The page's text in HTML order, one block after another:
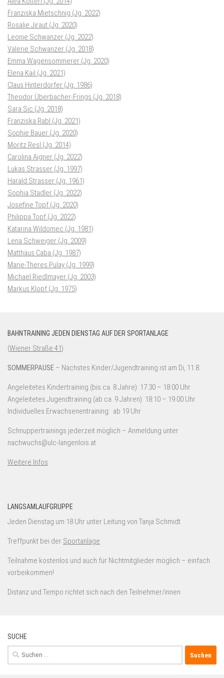
Franziska Mietschnig (Jg. 2022)
Rosalie Jiraut (Jg. 2020)
Leonie Schwanzer (Jg. 2022)
Valerie Schwanzer (Jg. 2018)
Emma Wagensommerer (Jg. 2020)
Elena Kail (Jg. 2021)
Claus Hinterdorfer (Jg. 1986)
Theodor Überbacher-Frings (Jg. 2018)
Sara Sic (Jg. 2018)
Franziska Rabl (Jg. 2021)
Sophie Bauer (Jg. 2020)
Moritz Resl (Jg. 2014)
Carolina Aigner (Jg. 2022)
Lukas Strasser (Jg. 1997)
Harald Strasser (Jg. 1961)
Sophia Stadler (Jg. 2022)
Josefine Topf (Jg. 2020)
Philippa Topf (Jg. 2022)
Katarina Wildomec (Jg. 1981)
Lena Schweiger (Jg. 2009)
Matthäus Caba (Jg. 1987)
Marie-Theres Pulay (Jg. 1999)
Michael Riedlmayer (Jg. 2003)
Markus Klopf (Jg. 1975)
BAHNTRAINING JEDEN DIENSTAG AUF DER SPORTANLAGE
(Wiener Straße 41)
SOMMERPAUSE – Nächstes Kinder/Jugendtraining ist am Di, 11.8.
Angeleitetes Kindertraining (bis ca. 8 Jahre): 17:30 – 18:00 Uhr
Angeleitetes Jugendtraining (ab ca. 9 Jahren): 18:10 – 19:00 Uhr
Individuelles Erwachsenentraining: ab 19 Uhr
Schnuppertrainings jederzeit möglich – Anmeldung unter
nachwuchs@ulc-langenlois.at
Weitere Infos
LANGSAMLAUFGRUPPE
Jeden Dienstag um 18 Uhr unter Leitung von Tanja Schmidt
Treffpunkt bei der Sportanlage
Teilnahme kostenlos und auch für Nichtmitglieder möglich – einfach
vorbeikommen!
Distanz und Tempo richtet sich nach den Teilnehmer/innen
SUCHE
Suchen
nach: